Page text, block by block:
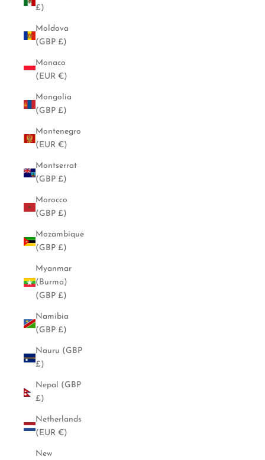
£)
Moldova
(GBP £)
Monaco
(EUR €)
Mongolia
(GBP £)
Montenegro
(EUR €)
Montserrat
(GBP £)
Morocco
(GBP £)
Mozambique
(GBP £)
Myanmar
(Burma)
(GBP £)
Namibia
(GBP £)
Nauru (GBP
£)
Nepal (GBP
£)
Netherlands
(EUR €)
New